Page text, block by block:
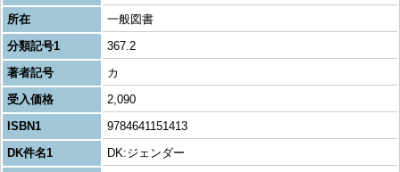
所在
一般図書
分類記号1
367.2
著者記号
カ
受入価格
2,090
ISBN1
9784641151413
DK件名1
DK:ジェンダー